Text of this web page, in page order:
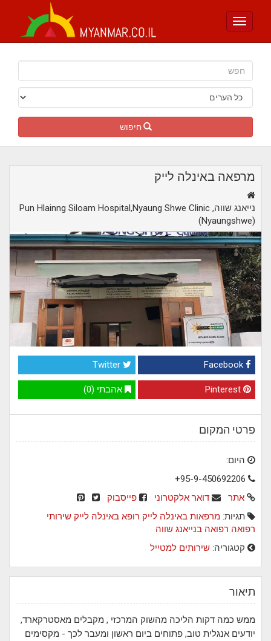
Toggle
חיפוש
מרפאה באינלה לייק
Pun Hlainng Siloam Hospital,Nyaung Shwe Clinic ,נייאנג שווה
(Nyaungshwe)
Twitter
אהבתי (0)
פרטי המקום
היום:
+95-9-450692206
אתר
דואר אלקטרוני
פייסבוק
תגיות: מרפאות באינלה לייק רופא באינלה לייק שירותי
רפואה רפואה בנייאנג שווה
קטגוריה: שירותים למטייל
תיאור
ממש כמה דקות הליכה מהשוק המרכזי , מקבלים מאסטרקארד,
יודעים אנגלית טוב, פתוחים ביום ראשון ומעבר לכך - מקסימים